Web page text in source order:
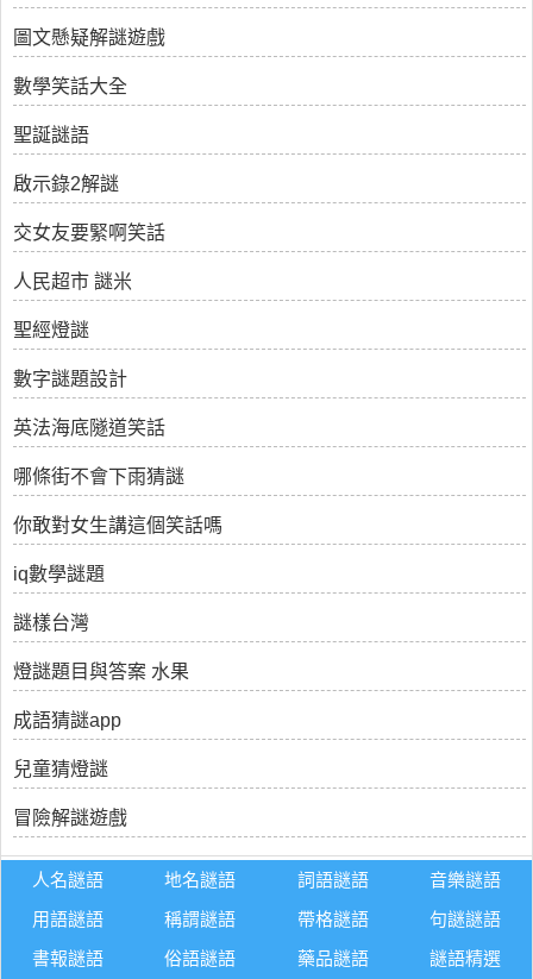
圖文懸疑解謎遊戲
數學笑話大全
聖誕謎語
啟示錄2解謎
交女友要緊啊笑話
人民超市 謎米
聖經燈謎
數字謎題設計
英法海底隧道笑話
哪條街不會下雨猜謎
你敢對女生講這個笑話嗎
iq數學謎題
謎樣台灣
燈謎題目與答案 水果
成語猜謎app
兒童猜燈謎
冒險解謎遊戲
人名謎語 地名謎語 詞語謎語
音樂謎語
用語謎語
稱謂謎語 帶格謎語
句謎謎語
書報謎語
俗語謎語 藥品謎語 謎語精選